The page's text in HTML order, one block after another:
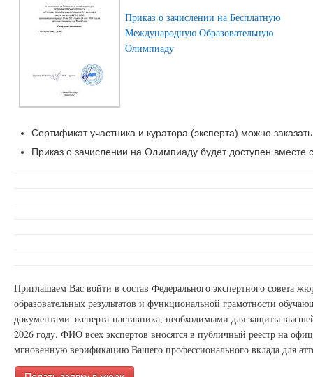
Приказ о зачислении на Бесплатную
Международную Образовательную
Олимпиаду
Сертификат участника и куратора (эксперта) можно
Приказ о зачислении на Олимпиаду будет доступен вместе
Приглашаем Вас войти в состав Федерального экспертного совета
образовательных результатов и функциональной грамотности
документами эксперта-наставника, необходимыми для защиты
2026 году. ФИО всех экспертов вносятся в публичный реестр на
мгновенную верификацию Вашего профессионального вклада для